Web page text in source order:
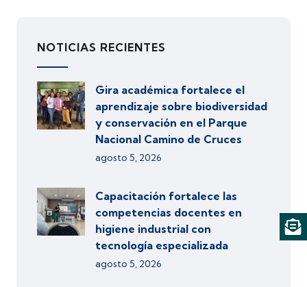
NOTICIAS RECIENTES
Gira académica fortalece el
aprendizaje sobre biodiversidad
y conservación en el Parque
Nacional Camino de Cruces
agosto 5, 2026
Capacitación fortalece las
competencias docentes en
higiene industrial con
tecnología especializada
agosto 5, 2026